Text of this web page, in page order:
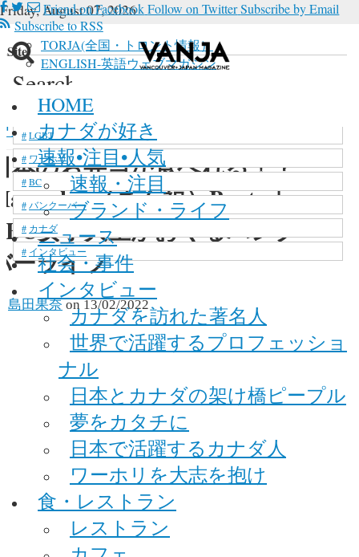
Friday, August 07, 2026
TORJA(全国・トロント情報）
ENGLISH-英語ウェブマガジン
Friend on Facebook Follow on TwitterSubscribe by Email
Subscribe to RSS
Search
Site
in site, type your keyword and hit enter
HOME
カナダが好き
速報•注目•人気
速報・注目
ブランド・ライフ
ニュース
社会・事件
インタビュー
カナダを訪れた著名人
世界で活躍するプロフェッショ
ナル
日本とカナダの架け橋ピープル
夢をカタチに
日本で活躍するカナダ人
ワーホリを大志を抱け
食・レストラン
レストラン
新型コロナウイルス
マリファナ
LGBT
ワーホリ
BC
バンクーバー
カナダ
インタビュー
ワーホリ•留学>日本のお弁当が食べれる！？
本のお弁当が食べれる！？
（まん福）Bento｜
女子大生がおくるバンクー
ーライフ
島田果奈 on 13/02/2022